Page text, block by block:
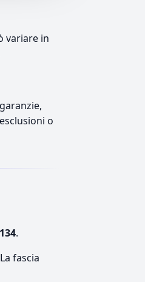
variare in
o
.
fascia